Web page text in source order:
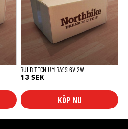
BULB TECNIUM BA9S 6V 2W
13 SEK
KÖP NU